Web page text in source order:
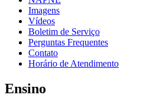
Imagens
Vídeos
Boletim de Serviço
Perguntas Frequentes
Contato
Horário de Atendimento
Ensino